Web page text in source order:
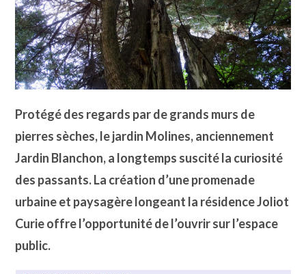
Protégé des regards par de grands murs de
pierres sèches, le jardin Molines, anciennement
Jardin Blanchon, a longtemps suscité la curiosité
des passants. La création d’une promenade
urbaine et paysagère longeant la résidence Joliot
Curie offre l’opportunité de l’ouvrir sur l’espace
public.